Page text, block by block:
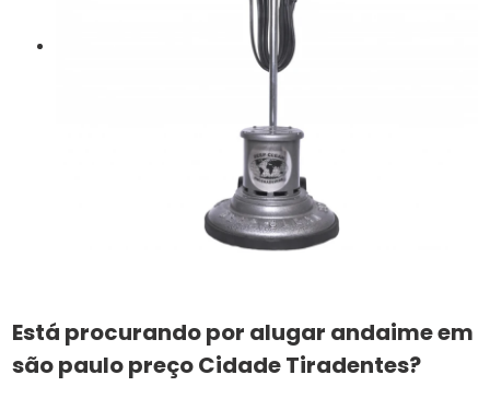
Está procurando por alugar andaime em
são paulo preço Cidade Tiradentes?